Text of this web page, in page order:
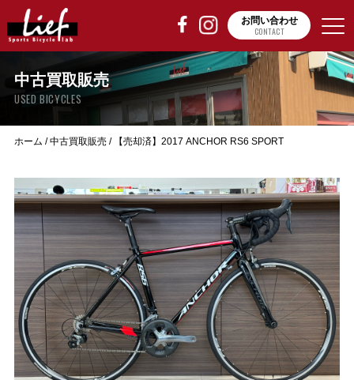
お問い合わせ
CONTACT
中古買取販売
USED BICYCLES
ホーム /中古買取販売/ 【売却済】2017 ANCHOR RS6 SPORT